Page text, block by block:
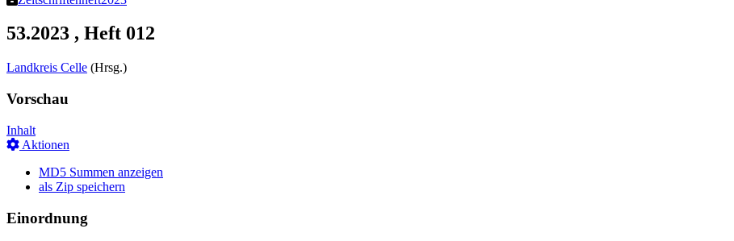
53.2023 , Heft 012
Landkreis Celle (Hrsg.)
Vorschau
Inhalt
Aktionen
MD5 Summen anzeigen
als Zip speichern
Einordnung